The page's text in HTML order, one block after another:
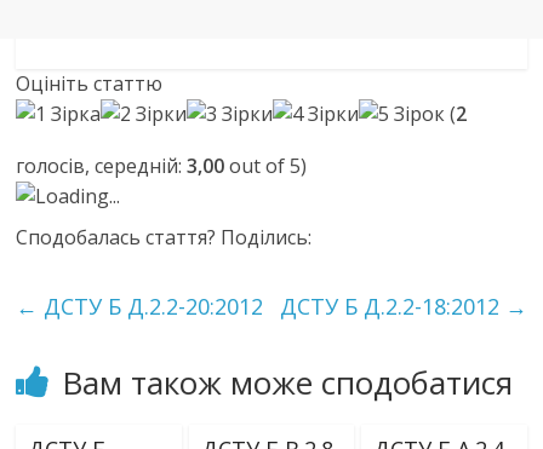
Оцініть статтю
(2
голосів, середній:3,00out of 5)
Loading...
Сподобалась стаття? Поділись:
← ДСТУ Б Д.2.2-20:2012 ДСТУ Б Д.2.2-18:2012 →
Вам також може сподобатися